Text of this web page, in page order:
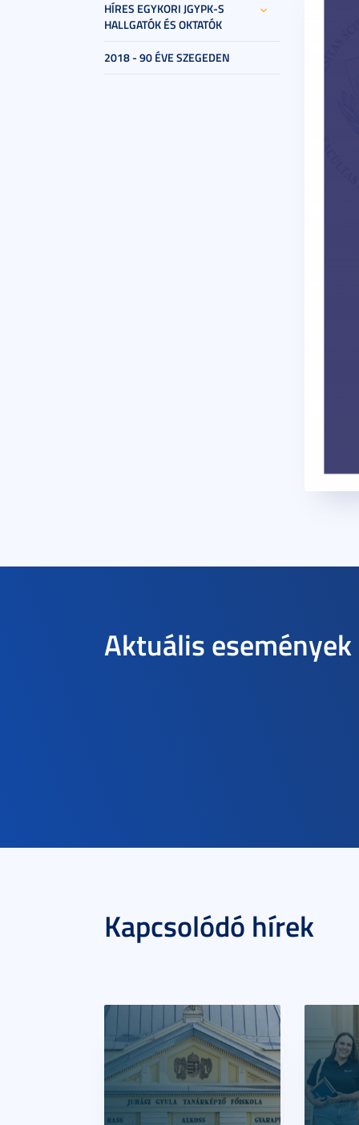
HÍRES EGYKORI JGYPK-S
HALLGATÓK ÉS OKTATÓK
2018 - 90 ÉVE SZEGEDEN
Aktuális események
Kapcsolódó hírek